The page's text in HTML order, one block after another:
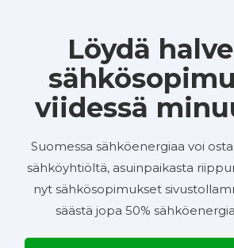
Löydä
viidessä
Suomessa sähköenergiaa voi
sähköyhtiöltä, asuinpaikasta
nyt sähkösopimukset
säästä jopa 50%